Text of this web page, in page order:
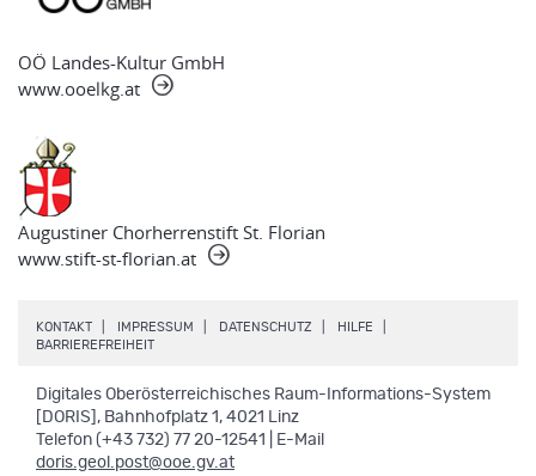
OÖ Landes-Kultur GmbH
www.ooelkg.at
Augustiner Chorherrenstift St. Florian
www.stift-st-florian.at
KONTAKT IMPRESSUM DATENSCHUTZ HILFE
BARRIEREFREIHEIT.
Digitales Oberösterreichisches Raum-Informations-System
[DORIS], Bahnhofplatz 1, 4021 Linz
Telefon (+43 732) 77 20-12541 | E-Mail
doris.geol.post@ooe.gv.at